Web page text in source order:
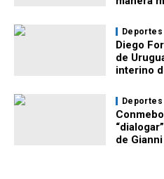
Deportes
Diego
de
interino
Deportes
de